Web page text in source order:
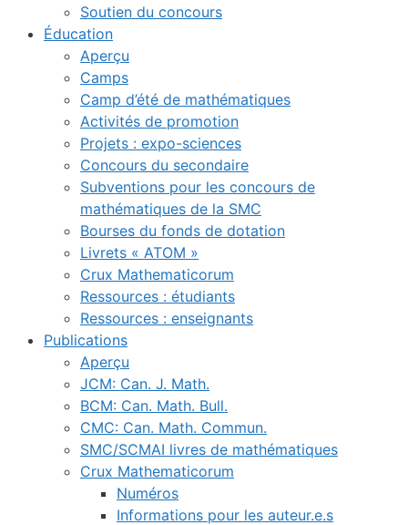
Soutien du concours
Éducation
Aperçu
Camps
Camp d’été de mathématiques
Activités de promotion
Projets : expo-sciences
Concours du secondaire
Subventions pour les concours de
mathématiques de la SMC
Bourses du fonds de dotation
Livrets « ATOM »
Crux Mathematicorum
Ressources : étudiants
Ressources : enseignants
Publications
Aperçu
JCM: Can. J. Math.
BCM: Can. Math. Bull.
CMC: Can. Math. Commun.
SMC/SCMAI livres de mathématiques
Crux Mathematicorum
Numéros
Informations pour les auteur.e.s